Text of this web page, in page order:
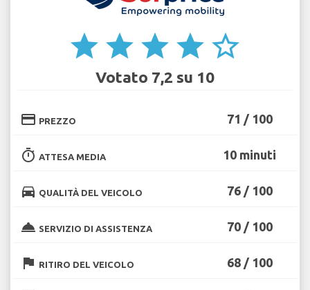
star star star star star_border
Votato 7,2 su 10
credit_card PREZZO 71 / 100
timer ATTESA MEDIA 10 minuti
directions_car QUALITÀ DEL VEICOLO 76 / 100
room_service SERVIZIO DI ASSISTENZA 70 / 100
flag RITIRO DEL VEICOLO 68 / 100